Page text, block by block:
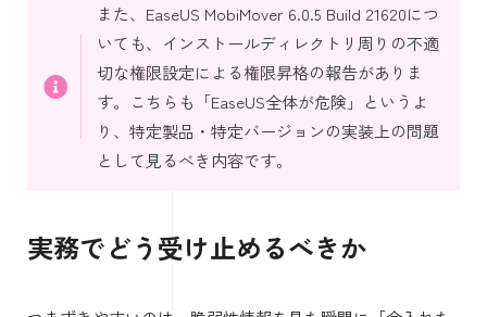
また、EaseUS MobiMover 6.0.5 Build 21620につ
いても、インストールディレクトリ周りの不適
切な権限設定による権限昇格の報告がありま
す。こちらも「EaseUS全体が危険」というよ
り、特定製品・特定バージョンの実装上の問題
として見るべき内容です。
実務でどう受け止めるべきか